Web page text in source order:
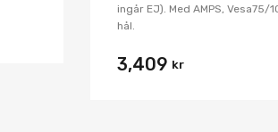
ingår EJ). Med AMPS, Vesa75/
hål.
3,409 kr